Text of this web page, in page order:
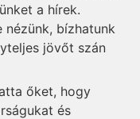
a hírek.
nézünk, bízhatunk
jövőt szán
őket, hogy
és